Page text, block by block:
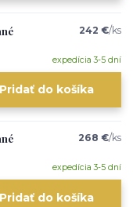
242 €/ks
expedícia 3-5 dní
Pridať do košíka
268 €/ks
expedícia 3-5 dní
Pridať do košíka